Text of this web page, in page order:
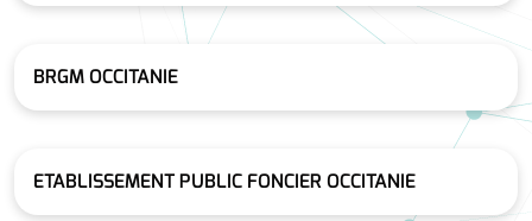
BRGM OCCITANIE
ETABLISSEMENT PUBLIC FONCIER OCCITANIE